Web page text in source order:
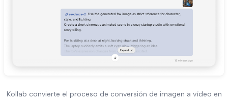
Kollab convierte el proceso de conversión de imagen a vídeo en